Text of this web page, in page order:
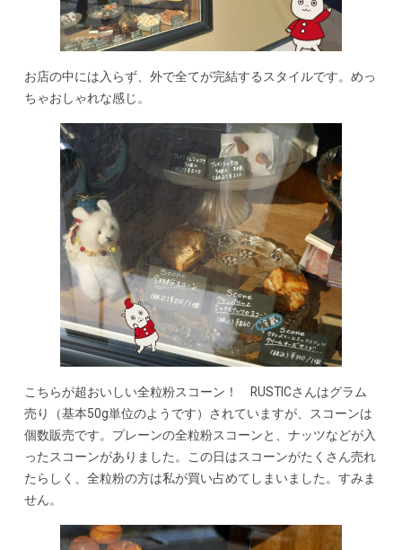
お店の中には入らず、外で全てが完結するスタイルです。めっ
ちゃおしゃれな感じ。
こちらが超おいしい全粒粉スコーン！ RUSTICさんはグラム
売り（基本50g単位のようです）されていますが、スコーンは
個数販売です。プレーンの全粒粉スコーンと、ナッツなどが入
ったスコーンがありました。この日はスコーンがたくさん売れ
たらしく、全粒粉の方は私が買い占めてしまいました。すみま
せん。